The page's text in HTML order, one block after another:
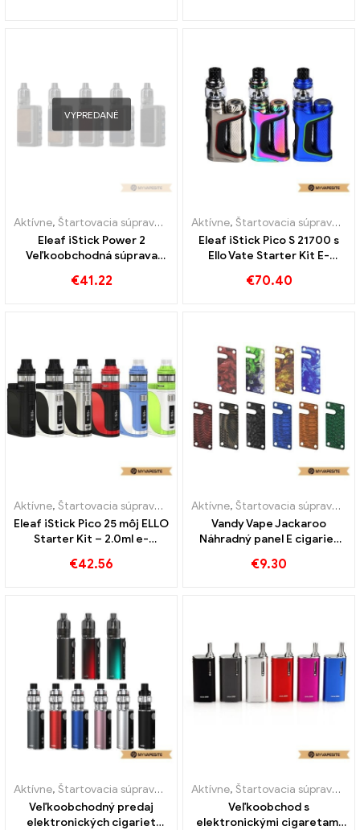
VYPREDANÉ
Aktívne, Štartovacia súprava e-cigariet ,Mod
Eleaf iStick Power 2
Veľkoobchodná súprava
na mieru
€41.22
Aktívne, Štartovacia súprava e-cigariet
Eleaf iStick Pico S 21700 s
Ello Vate Starter Kit E-
Vlastné
€70.40
Aktívne, Štartovacia súprava e-cigariet
Eleaf iStick Pico 25 môj ELLO
Starter Kit – 2.0ml e-
Vlastné
€42.56
Aktívne, Štartovacia súprava e-cigariet
Vandy Vape Jackaroo
Náhradný panel E cigariet
€9.30
Aktívne, Štartovacia súprava e-cigariet
Veľkoobchodný predaj
elektronických cigariet
Aktívne, Štartovacia súprava e-cigariet
Veľkoobchod s
elektronickými cigaretami